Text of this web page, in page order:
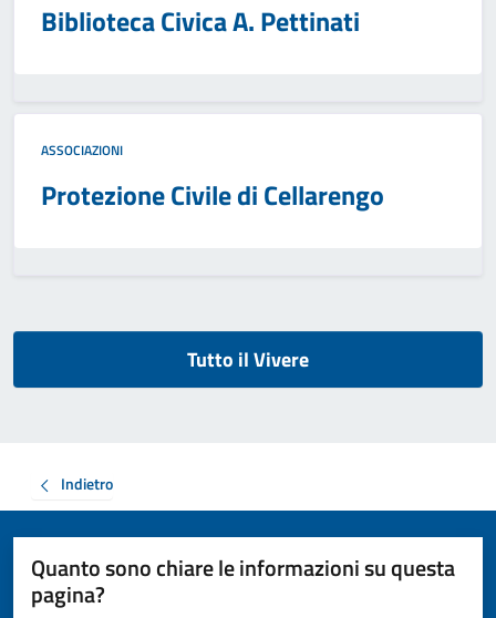
Biblioteca Civica A. Pettinati
ASSOCIAZIONI
Protezione Civile di Cellarengo
Tutto il Vivere
Indietro
Quanto sono chiare le informazioni su questa
pagina?